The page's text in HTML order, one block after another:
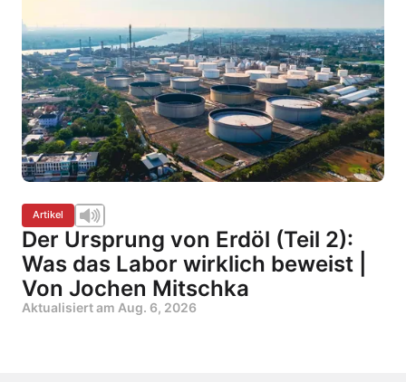
Artikel
Der Ursprung von Erdöl (Teil 2):
Was das Labor wirklich beweist |
Von Jochen Mitschka
Aktualisiert am Aug. 6, 2026